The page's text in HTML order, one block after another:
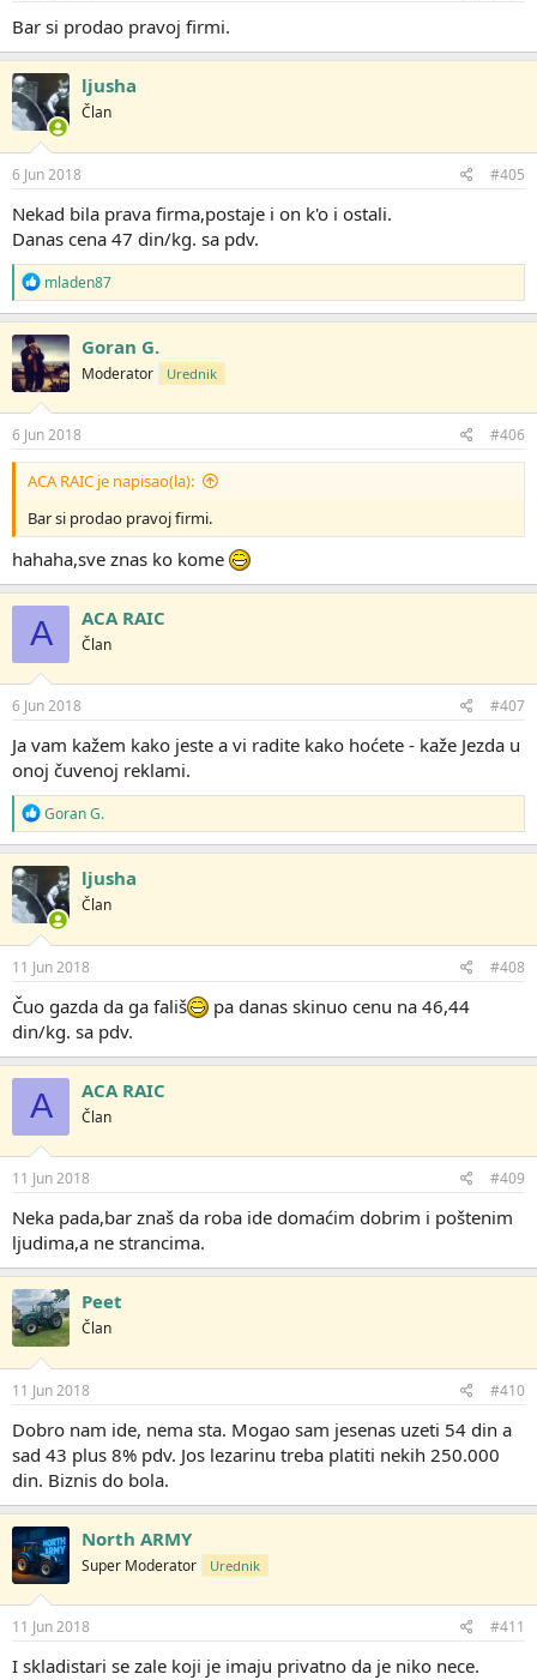
:
Bar si prodao pravoj firmi.
ljusha
Član
6 Jun 2018 #405
Nekad bila prava firma,postaje i on k'o i ostali.
Danas cena 47 din/kg. sa pdv.
R
e
a
g
o
v
a
n
j
:
mladen87
Goran G.
Moderator Urednik
6 Jun 2018 #406
ACA RAIC je napisao(la):
Bar si prodao pravoj firmi.
hahaha,sve znas ko kome
A ACA RAIC
Član
6 Jun 2018 #407
Ja vam kažem kako jeste a vi radite kako hoćete - kaže Jezda u
onoj čuvenoj reklami.
R
e
a
g
o
v
a
n
j
:
Goran G.
ljusha
Član
11 Jun 2018 #408
Čuo gazda da ga fališ
pa danas skinuo cenu na 46,44
din/kg. sa pdv.
A ACA RAIC
Član
11 Jun 2018 #409
Neka pada,bar znaš da roba ide domaćim dobrim i poštenim
ljudima,a ne strancima.
Peet
Član
11 Jun 2018 #410
Dobro nam ide, nema sta. Mogao sam jesenas uzeti 54 din a
sad 43 plus 8% pdv. Jos lezarinu treba platiti nekih 250.000
din. Biznis do bola.
North ARMY
Super Moderator Urednik
11 Jun 2018 #411
I skladistari se zale koji je imaju privatno da je niko nece.